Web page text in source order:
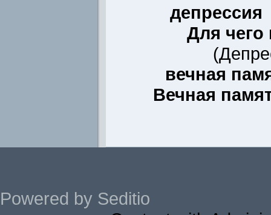
депрессия
Для чего
(
вечная
Вечная
Powered by Seditio